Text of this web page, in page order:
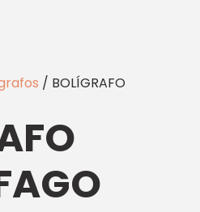
/ BOLÍGRAFO